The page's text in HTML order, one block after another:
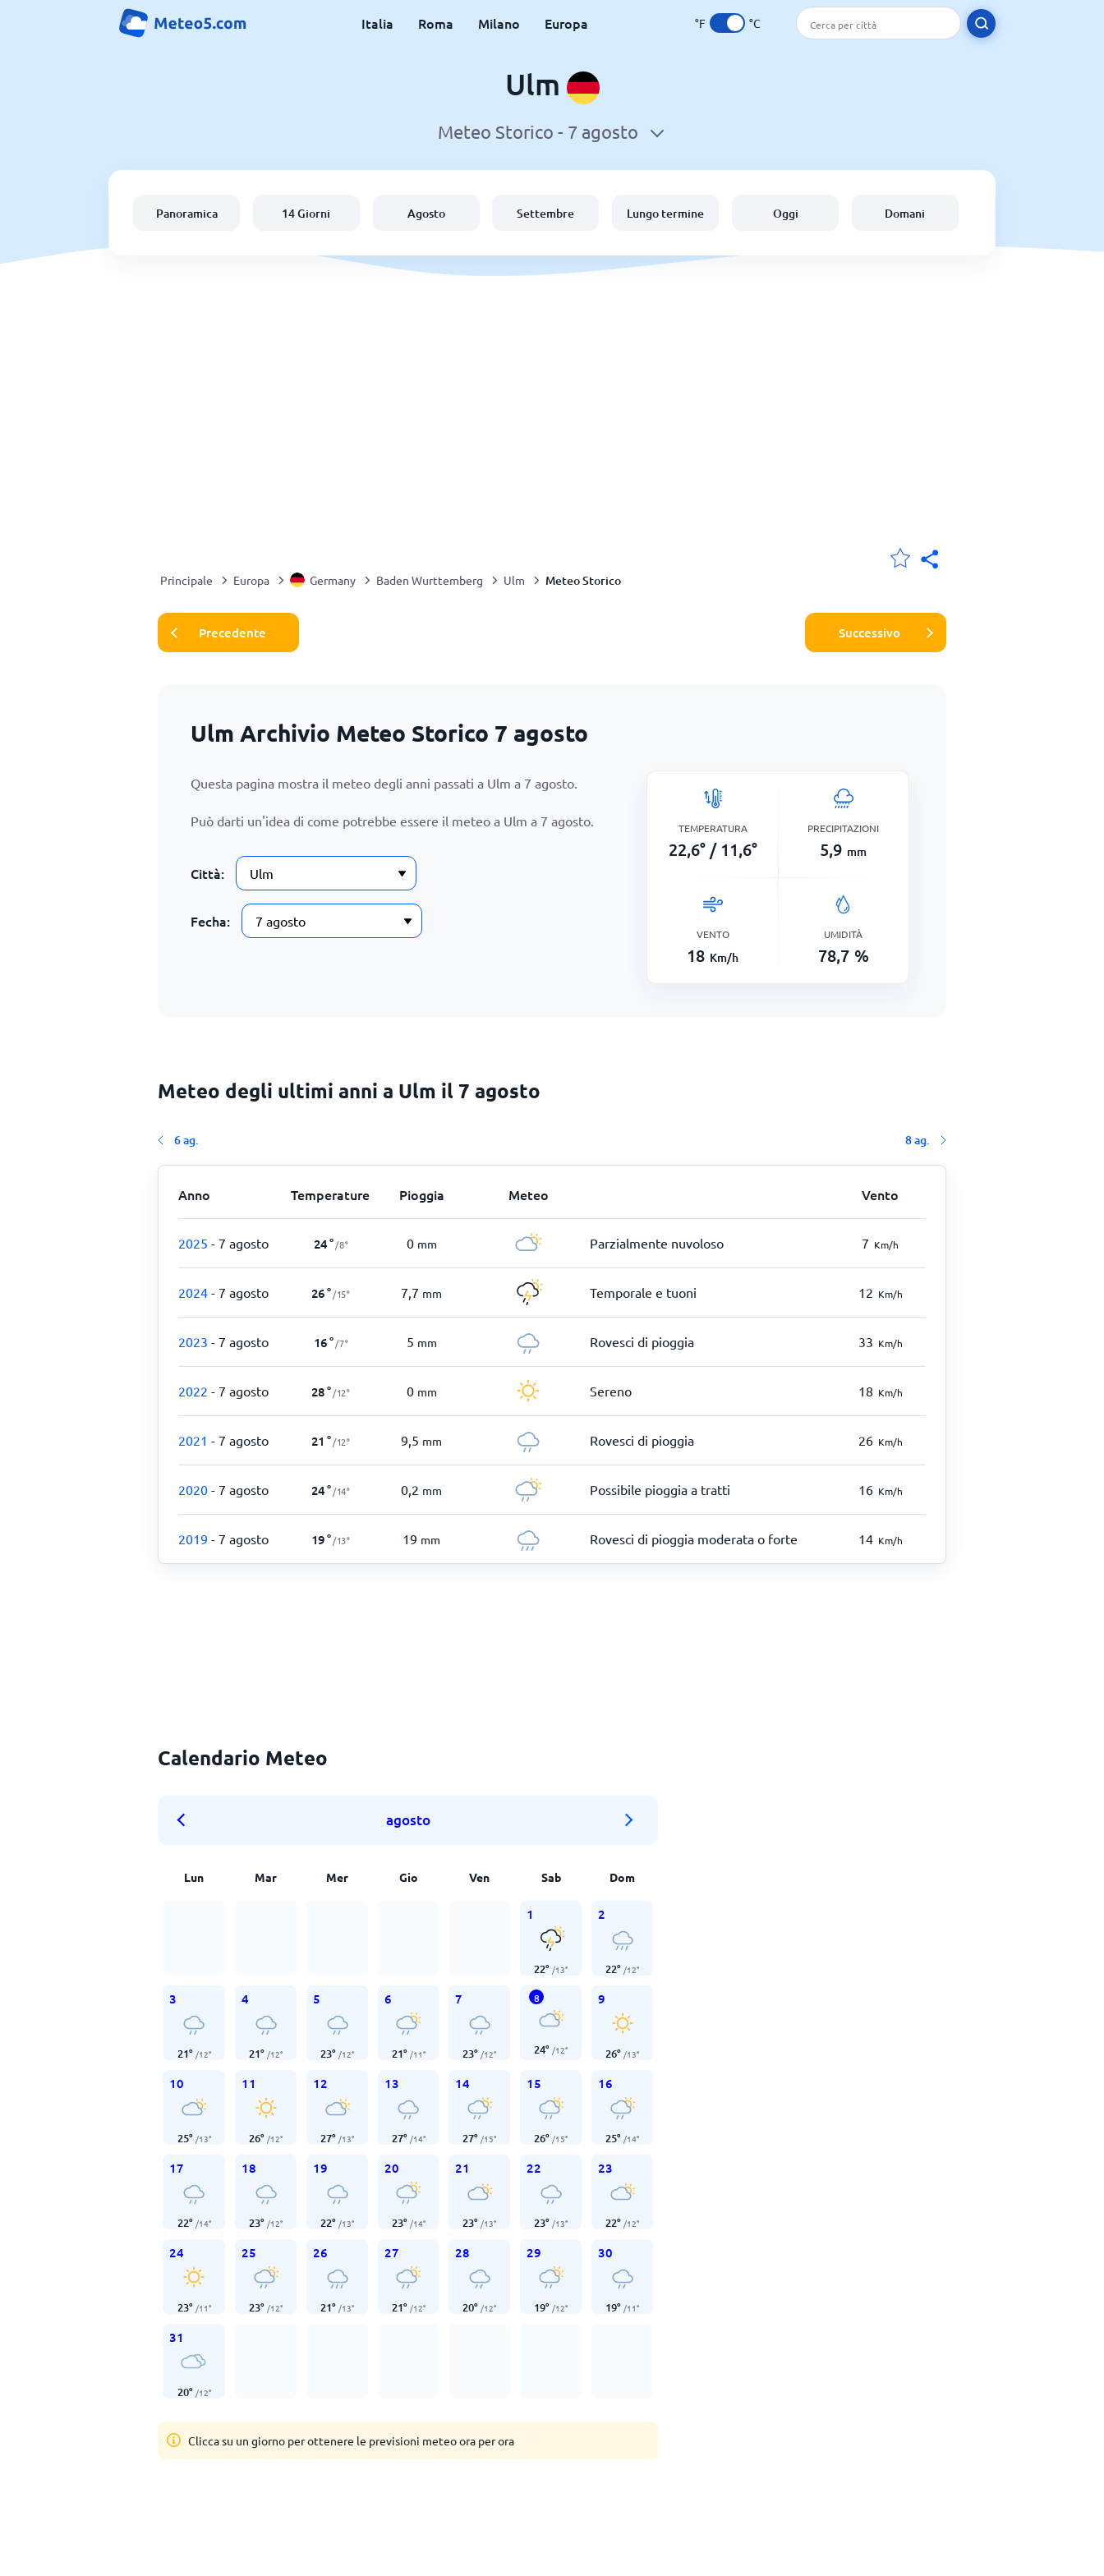
Italia Roma Milano Europa °F °C
Ulm
Meteo Storico - 7 agosto
Panoramica 14 Giorni Agosto Settembre Lungo termine Oggi Domani
Principale Europa Germany Baden Wurttemberg Ulm Meteo Storico
Precedente Successivo
Ulm Archivio Meteo Storico 7 agosto
Questa pagina mostra il meteo degli anni passati a Ulm a 7 agosto.
Può darti un'idea di come potrebbe essere il meteo a Ulm a 7 agosto.
Città:
Fecha:
TEMPERATURA
22,6° / 11,6°
PRECIPITAZIONI
5,9 mm
VENTO
18 Km/h
UMIDITÀ
78,7 %
Meteo degli ultimi anni a Ulm il 7 agosto
6 ag. 8 ag.
Anno Temperature Pioggia Meteo Vento
2025 - 7 agosto 24° /8° 0 mm Parzialmente nuvoloso 7 Km/h
2024 - 7 agosto 26° /15° 7,7 mm Temporale e tuoni 12 Km/h
2023 - 7 agosto 16° /7° 5 mm Rovesci di pioggia 33 Km/h
2022 - 7 agosto 28° /12° 0 mm Sereno 18 Km/h
2021 - 7 agosto 21 ° /12° 9,5 mm Rovesci di pioggia 26 Km/h
2020 - 7 agosto 24° /14° 0,2 mm Possibile pioggia a tratti 16 Km/h
2019 - 7 agosto 19° /13° 19 mm Rovesci di pioggia moderata o forte 14 Km/h
Calendario Meteo
agosto
Lun Mar Mer Gio Ven Sab Dom
1
22° /13°
2
22° /12°
3
21° /12°
4
21° /12°
5
23° /12°
6
21° /11°
7
23° /12°
8
24° /12°
9
26° /13°
10
25° /13°
11
26° /12°
12
27° /13°
13
27° /14°
14
27° /15°
15
26° /15°
16
25° /14°
17
22° /14°
18
23° /12°
19
22° /13°
20
23° /14°
21
23° /13°
22
23° /13°
23
22° /12°
24
23° /11°
25
23° /12°
26
21° /13°
27
21° /12°
28
20° /12°
29
19° /12°
30
19° /11°
31
20° /12°
Clicca su un giorno per ottenere le previsioni meteo ora per ora